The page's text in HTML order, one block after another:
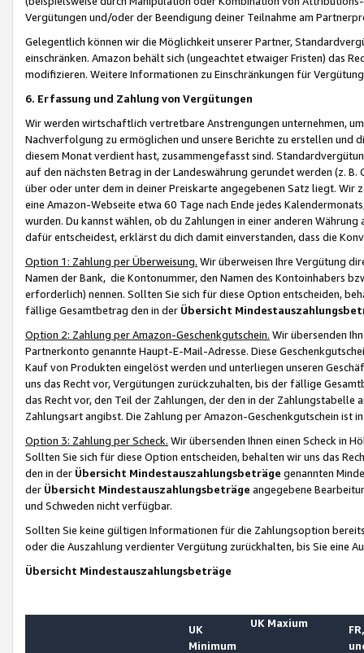
Vergütungen und/oder der Beendigung deiner Teilnahme am
Gelegentlich können wir die Möglichkeit unserer Partner,
einschränken. Amazon behält sich (ungeachtet etwaiger Fristen) das
modifizieren. Weitere Informationen zu Einschränkungen für
6. Erfassung und Zahlung von Vergütungen
Wir werden wirtschaftlich vertretbare Anstrengungen unternehmen,
Nachverfolgung zu ermöglichen und unsere Berichte zu erstellen und
diesem Monat verdient hast, zusammengefasst sind.
auf den nächsten Betrag in der Landeswährung gerundet werden (z.
über oder unter dem in deiner Preiskarte angegebenen Satz liegt.
eine Amazon-Webseite etwa 60 Tage nach Ende jedes
wurden. Du kannst wählen, ob du Zahlungen in einer anderen
dafür entscheidest, erklärst du dich damit einverstanden, dass die
Option 1: Zahlung per Überweisung. Wir überweisen Ihre Vergütung
Namen der Bank, die Kontonummer, den Namen des Kontoinhabers
erforderlich) nennen. Sollten Sie sich für diese Option entscheiden,
fällige Gesamtbetrag den in der Übersicht
Option 2: Zahlung per Amazon-Geschenkgutschein. Wir übersenden
Partnerkonto genannte Haupt-E-Mail-Adresse. Diese
Kauf von Produkten eingelöst werden und unterliegen unseren
uns das Recht vor, Vergütungen zurückzuhalten, bis der fällige
das Recht vor, den Teil der Zahlungen, der den in der
Zahlungsart angibst. Die Zahlung per Amazon-Geschenkgutschein ist
Option 3: Zahlung per Scheck. Wir übersenden Ihnen einen Scheck in
Sollten Sie sich für diese Option entscheiden, behalten wir uns das
den in der Übersicht Mindestauszahlungsbeträge genannten
der Übersicht Mindestauszahlungsbeträge angegebene
und Schweden nicht verfügbar.
Sollten Sie keine gültigen Informationen für die Zahlungsoption
oder die Auszahlung verdienter Vergütung zurückhalten, bis Sie
Übersicht Mindestauszahlungsbeträge
UK
Minimum
UK Maxium